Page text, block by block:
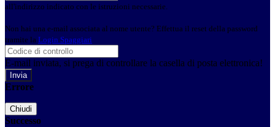
all'indirizzo indicato con le istruzioni necessarie.
Non hai una e-mail associata al nome utente? Effettua il reset della password
tramite la Login Spaggiari
E-mail inviata, si prega di controllare la casella di posta elettronica!
Errore
Chiudi
Successo